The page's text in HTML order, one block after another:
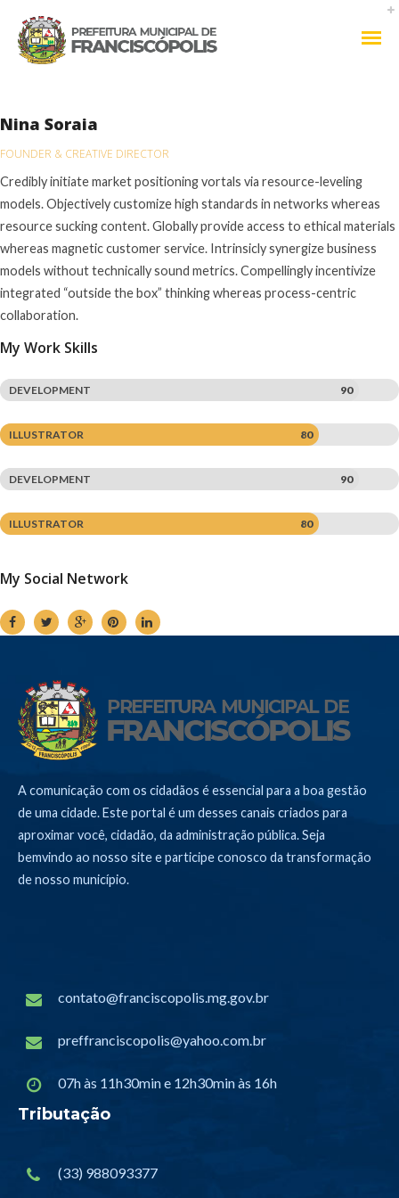
Nina Soraia
FOUNDER & CREATIVE DIRECTOR
Credibly initiate market positioning vortals via resource-leveling
models. Objectively customize high standards in networks whereas
resource sucking content. Globally provide access to ethical materials
whereas magnetic customer service. Intrinsicly synergize business
models without technically sound metrics. Compellingly incentivize
integrated “outside the box” thinking whereas process-centric
collaboration.
My Work Skills
DEVELOPMENT 90
ILLUSTRATOR 80
DEVELOPMENT 90
ILLUSTRATOR 80
My Social Network
A comunicação com os cidadãos é essencial para a boa gestão
de uma cidade. Este portal é um desses canais criados para
aproximar você, cidadão, da administração pública. Seja
bemvindo ao nosso site e participe conosco da transformação
de nosso município.
contato@franciscopolis.mg.gov.br
preffranciscopolis@yahoo.com.br
07h às 11h30min e 12h30min às 16h
Tributação
(33) 988093377